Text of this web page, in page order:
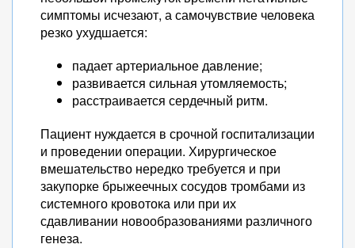
симптомы исчезают, а самочувствие человека
резко ухудшается:
падает артериальное давление;
развивается сильная утомляемость;
расстраивается сердечный ритм.
Пациент нуждается в срочной госпитализации
и проведении операции. Хирургическое
вмешательство нередко требуется и при
закупорке брыжеечных сосудов тромбами из
системного кровотока или при их
сдавливании новообразованиями различного
генеза.